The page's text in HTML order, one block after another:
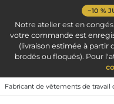
−10 %
Notre atelier est en
votre commande est
(livraison estimée à partir
brodés ou floqués). Pour
Fabricant de vêtements de travail